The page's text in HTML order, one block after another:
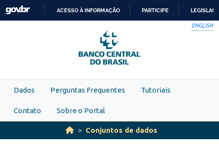
Skip to main content
PARA
O
CONTEÚDO
ACESSO À INFORMAÇÃO PARTICIPE
ENGLISH
Dados Perguntas Frequentes Tutoriais
Contato Sobre o Portal
Conjuntos de dados